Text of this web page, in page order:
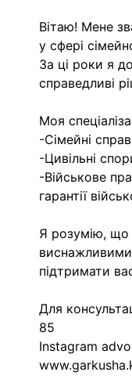
Вітаю! Мене
у сфері
За ці роки я
справедливі
Моя
-Сімейні
-Цивільні
-Військове
гарантії
Я розумію, що
підтримати
Для
85
Instagram